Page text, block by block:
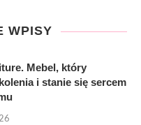
WPISY
Mebel, który
i stanie się sercem